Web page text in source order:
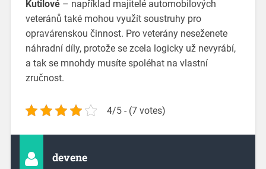
Kutilové– například majitelé automobilových
veteránů také mohou využít soustruhy pro
opravárenskou činnost. Pro veterány neseženete
náhradní díly, protože se zcela logicky už nevyrábí,
a tak se mnohdy musíte spoléhat na vlastní
zručnost.
4/5 - (7 votes)
devene